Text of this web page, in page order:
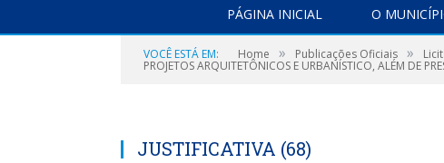
PÁGINA INICIAL O
VOCÊ ESTÁ EM: Home » Publicações Oficiais »
PROJETOS ARQUITETÔNICOS E URBANÍSTICO, ALÉM DE
JUSTIFICATIVA (68)